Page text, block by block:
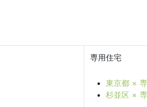
専用住宅
東京都 ×
杉並区 ×